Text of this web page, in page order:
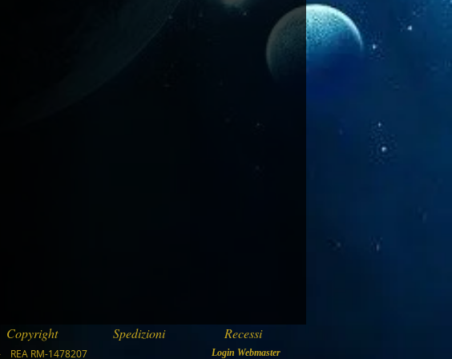
Spedizioni Recessi
RM-1478207
Copyright
Login Webmaster